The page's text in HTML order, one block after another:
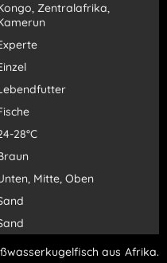
Zentralafrika,
28°C
Mitte, Oben
aus Afrika.